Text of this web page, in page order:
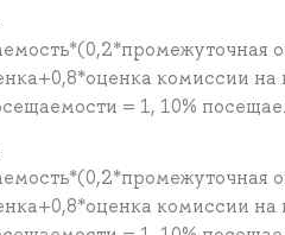
комиссии
= 1, 10%
комиссии